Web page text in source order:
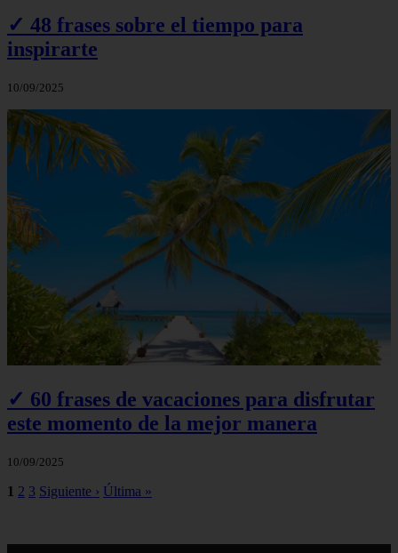
✓ 48 frases sobre el tiempo para
inspirarte
10/09/2025
✓ 60 frases de vacaciones para disfrutar
este momento de la mejor manera
10/09/2025
1 2 3 Siguiente › Última »